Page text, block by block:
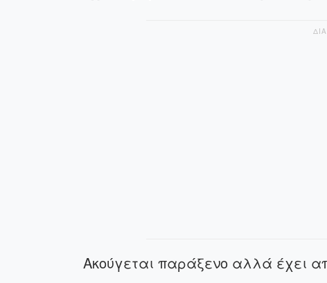
Ακούγεται παράξενο αλλά έχει